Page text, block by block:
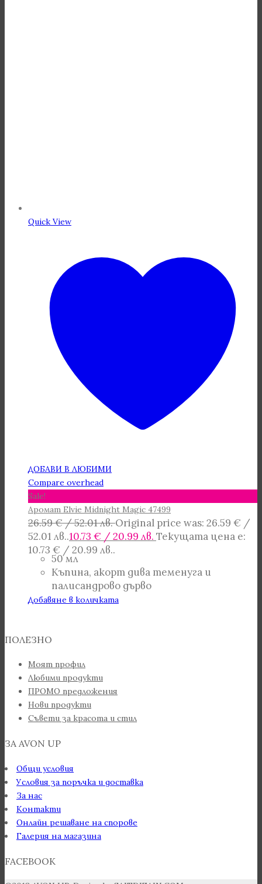
Quick View
ДОБАВИ В ЛЮБИМИ
Compare overhead
Sale!
Аромат Elvie Midnight Magic 47499
26.59€/ 52.01 лв.Original price was: 26.59 € /
52.01 лв..10.73 € / 20.99 лв. Текущата цена е:
10.73 € / 20.99 лв..
50 мл
Къпина, акорт дива теменуга и
палисандрово дърво
Добавяне в количката
ПОЛЕЗНО
Моят профил
Любими продукти
ПРОМО предложения
Нови продукти
Съвети за красота и стил
ЗА AVON UP
Общи условия
Условия за поръчка и доставка
За нас
Контакти
Онлайн решаване на спорове
Галерия на магазина
FACEBOOK